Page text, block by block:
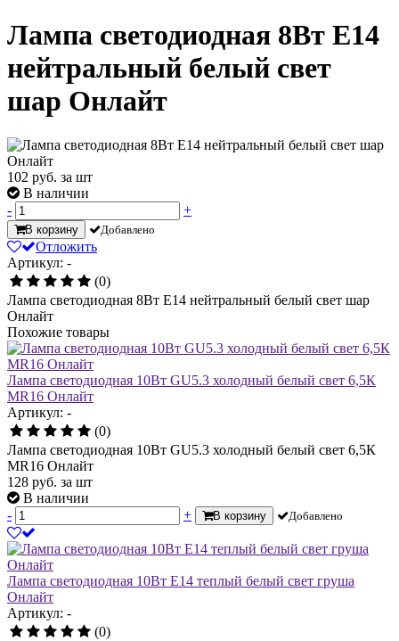
Лампа светодиодная 8Вт Е14
нейтральный белый свет
шар Онлайт
102 руб. за шт
В наличии
-
+
В корзину Добавлено
Отложить
Артикул: -
(0)
Лампа светодиодная 8Вт Е14 нейтральный белый свет шар
Онлайт
Похожие товары
Лампа светодиодная 10Вт GU5.3 холодный белый свет 6,5К
MR16 Онлайт
Артикул: -
(0)
Лампа светодиодная 10Вт GU5.3 холодный белый свет 6,5К
MR16 Онлайт
128 руб. за шт
В наличии
-
+ В корзину Добавлено
Лампа светодиодная 10Вт Е14 теплый белый свет груша
Онлайт
Артикул: -
(0)